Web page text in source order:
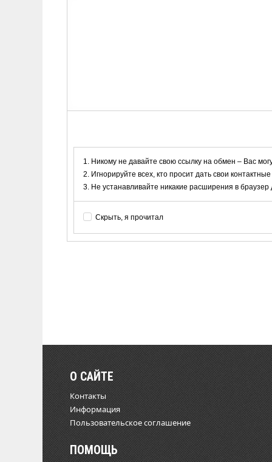
Никому не давайте свою ссылку на обмен – Вас
Игнорируйте всех, кто просит дать свои
Не устанавливайте никакие расширения в
Скрыть, я прочитал
О САЙТЕ
Контакты
Информация
Пользовательское соглашение
ПОМОЩЬ